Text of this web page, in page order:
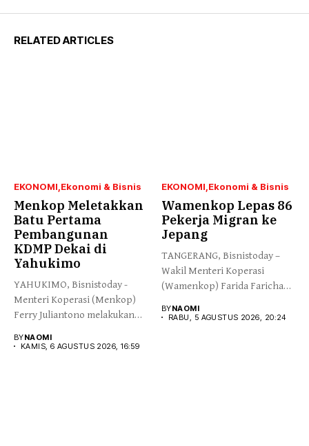
RELATED ARTICLES
EKONOMI Ekonomi & Bisnis
Menkop Meletakkan
Batu Pertama
Pembangunan
KDMP Dekai di
Yahukimo
YAHUKIMO, Bisnistoday -
Menteri Koperasi (Menkop)
Ferry Juliantono melakukan
BYNAOMI
KAMIS, 6 AGUSTUS 2026, 16:59
EKONOMI Ekonomi & Bisnis
Wamenkop Lepas 86
Pekerja Migran ke
Jepang
TANGERANG, Bisnistoday –
Wakil Menteri Koperasi
(Wamenkop) Farida Farichah
BYNAOMI
RABU, 5 AGUSTUS 2026, 20:24